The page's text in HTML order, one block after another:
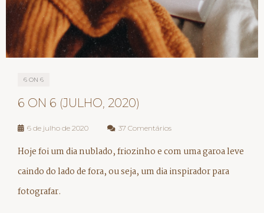
6 ON 6
6 ON 6 (JULHO, 2020)
6 de julho de 2020 37 Comentários
Hoje foi um dia nublado, friozinho e com uma garoa leve
caindo do lado de fora, ou seja, um dia inspirador para
fotografar.